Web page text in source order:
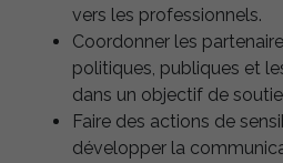
vers les professionnels.
Coordonner les
politiques, publiques et
dans un objectif de
Faire des actions de
développer la